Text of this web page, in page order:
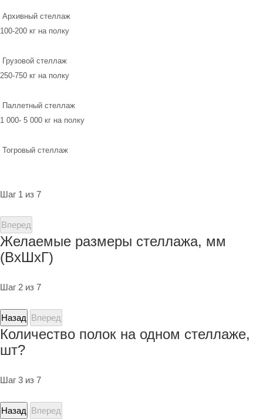
Архивный стеллаж
100-200 кг на полку
Грузовой стеллаж
250-750 кг на полку
Паллетный стеллаж
1 000- 5 000 кг на полку
Тогровый стеллаж
Шаг 1 из 7
Вперед
Желаемые размеры стеллажа, мм
(ВхШхГ)
Шаг 2 из 7
Назад Вперед
Количество полок на одном стеллаже,
шт?
Шаг 3 из 7
Назад Вперед